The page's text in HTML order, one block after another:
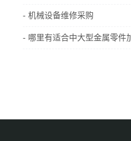
- 机械设备维修采购
- 哪里有适合中大型金属零件